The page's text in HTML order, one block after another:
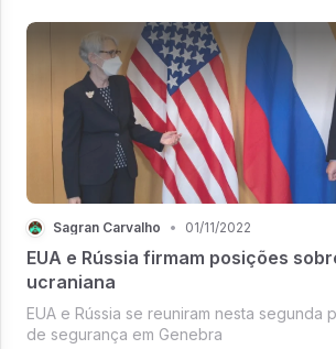
ser um alvo, devido à sua grande
russa.
Sagran Carvalho • 01/11/2022
EUA e Rússia firmam posições
ucraniana
EUA e Rússia se reuniram nesta segunda
de segurança em Genebra